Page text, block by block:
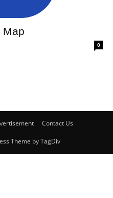
Map
0
Contact Us
Theme by TagDiv